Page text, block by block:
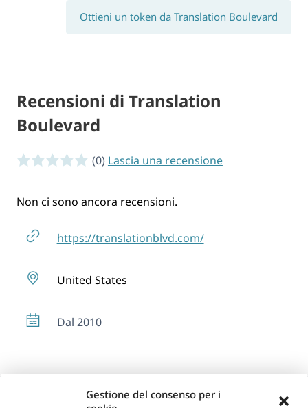
Gestione del consenso per i
Ottieni un token da Translation Boulevard
Recensioni di Translation
Boulevard
0 of 5 stars
(0) Lascia una recensione
Non ci sono ancora recensioni.
https://translationblvd.com/
United States
Dal 2010